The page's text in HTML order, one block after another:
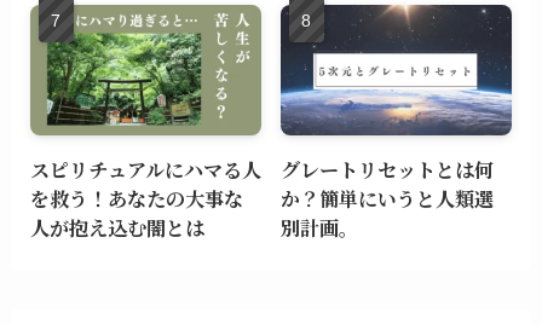
スピリチュアルにハマる人
を救う！あなたの大事な
人が抱え込む闇とは
グレートリセットとは何
か？簡単にいうと人類選
別計画。